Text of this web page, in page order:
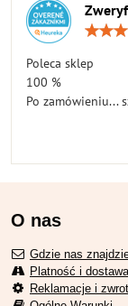
Poleca sklep
100 %
Po zamówieniu...
O nas
Gdzie nas
Platność i
Reklamacje i